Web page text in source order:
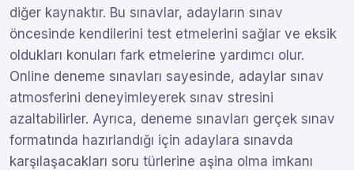
diğer kaynaktır. Bu sınavlar, adayların sınav
öncesinde kendilerini test etmelerini sağlar ve eksik
oldukları konuları fark etmelerine yardımcı olur.
Online deneme sınavları sayesinde, adaylar sınav
atmosferini deneyimleyerek sınav stresini
azaltabilirler. Ayrıca, deneme sınavları gerçek sınav
formatında hazırlandığı için adaylara sınavda
karşılaşacakları soru türlerine aşina olma imkanı